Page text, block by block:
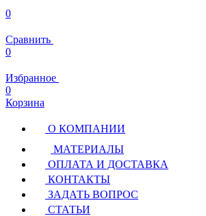
0
Сравнить
0
Избранное
0
Корзина
О КОМПАНИИ
МАТЕРИАЛЫ
ОПЛАТА И ДОСТАВКА
КОНТАКТЫ
ЗАДАТЬ ВОПРОС
СТАТЬИ